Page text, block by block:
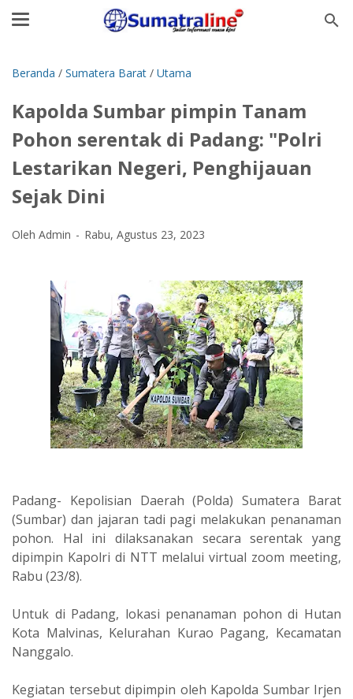
Beranda / Sumatera Barat / Utama
Kapolda Sumbar pimpin Tanam
Pohon serentak di Padang: "Polri
Lestarikan Negeri, Penghijauan
Sejak Dini
Oleh Admin Rabu, Agustus 23, 2023
Padang- Kepolisian Daerah (Polda) Sumatera Barat
(Sumbar) dan jajaran tadi pagi melakukan penanaman
pohon. Hal ini dilaksanakan secara serentak yang
dipimpin Kapolri di NTT melalui virtual zoom meeting,
Rabu (23/8).
Untuk di Padang, lokasi penanaman pohon di Hutan
Kota Malvinas, Kelurahan Kurao Pagang, Kecamatan
Nanggalo.
Kegiatan tersebut dipimpin oleh Kapolda Sumbar Irjen